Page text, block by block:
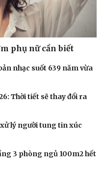
Podcast
Câu chuyện thời sự
Đọc truyện đêm khuya
Kể chuyện cho bé
phụ nữ cần biết
nhạc suốt 639 năm vừa
Thời tiết sẽ thay đổi ra
lý người tung tin xúc
3 phòng ngủ 100m2 hết